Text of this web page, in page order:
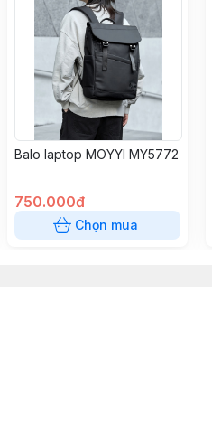
Balo laptop MOYYI MY5772
750.000đ
Chọn mua